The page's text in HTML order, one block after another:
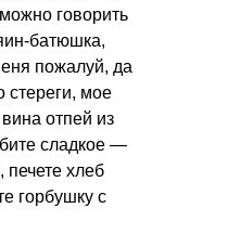
говорить
батюшка,
пожалуй, да
стереги, мое
отпей из
сладкое —
печете хлеб
горбушку с